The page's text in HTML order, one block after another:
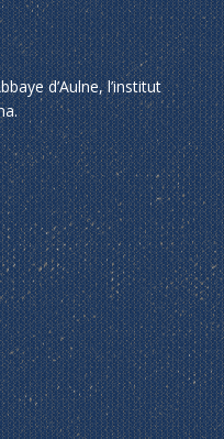
d’Aulne, l’institut